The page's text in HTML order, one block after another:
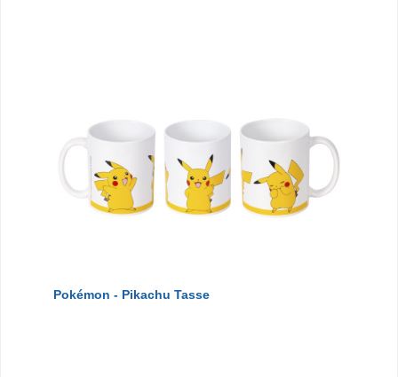
Pokémon - Pikachu Tasse